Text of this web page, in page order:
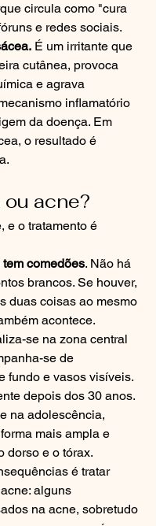
circula como "cura
e redes sociais.
É um irritante que
cutânea, provoca
e agrava
inflamatório
da doença. Em
o resultado é
ou acne?
e o tratamento é
tem comedões. Não há
brancos. Se houver,
duas coisas ao mesmo
acontece.
se na zona central
se de
fundo e vasos visíveis.
depois dos 30 anos.
na adolescência,
mais ampla e
dorso e o tórax.
é tratar
alguns
na acne, sobretudo